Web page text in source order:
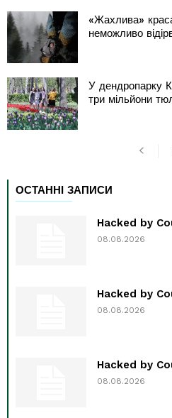
«Жахлива»
неможливо
У дендропарку
три мільйони
ОСТАННІ ЗАПИСИ
Hacked by
08.08.2026
Hacked by
08.08.2026
Hacked by
08.08.2026